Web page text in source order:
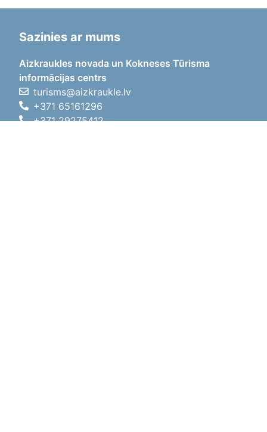
Sazinies ar mums
Aizkraukles novada un Kokneses Tūrisma
informācijas centrs
turisms@aizkraukle.lv
+371 65161296
+371 29275412